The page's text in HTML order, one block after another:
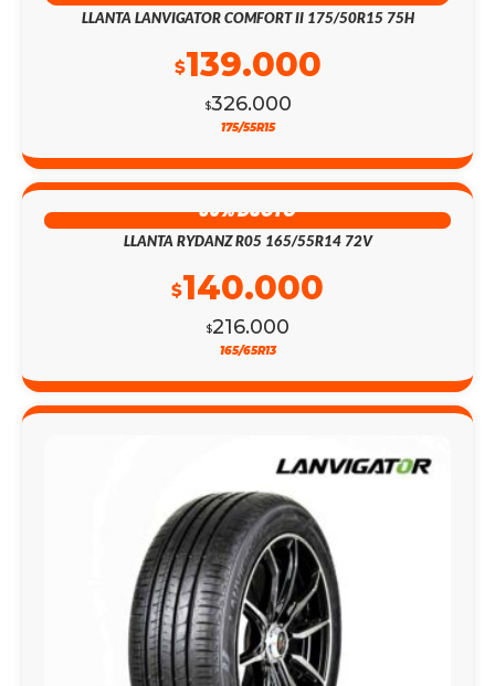
LLANTA LANVIGATOR COMFORT II 175/50R15 75H
$326.000
$139.000
175/55R15
35% DSCTO
LLANTA RYDANZ R05 165/55R14 72V
$216.000
$140.000
165/65R13